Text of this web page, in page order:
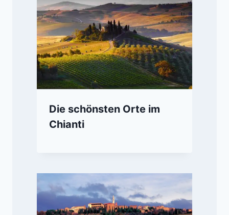
Die schönsten Orte im
Chianti